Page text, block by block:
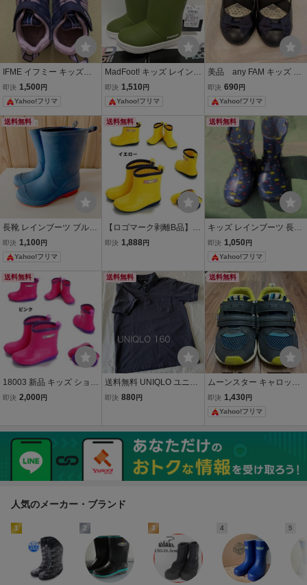
IFME イフミー キッズス
ニーカー 15.0cm ネイビ
ー マジックテープ
即決 1,500 円
Yahoo!フリマ
MadFoot! キッズ レインブ
ーツ 長靴 15.0cm カー
キ 新品未使用品
即決 1,510 円
Yahoo!フリマ
美品 any FAM キッズ フ
ォーマルシューズ 15.0cm
ネイビー リボン
即決 690 円
Yahoo!フリマ
送料無料
長靴 レインブーツ ブルー
レッド キッズ 15.0㎝
即決 1,100 円
Yahoo!フリマ
送料無料
【ロゴマーク剥離B品】1
8003 キッズ ショート レ
防水 防滑底 マット調 星型
模様
即決 1,888円
送料無料
キッズ レインブーツ 長靴
星柄 ネイビー 16cm
即決 1,050 円
Yahoo!フリマ
送料無料
18003 新品 キッズ ショー
ト レインブーツ ピンク 1
カラフル マット調 星型模
様
即決 2,000 円
送料無料
送料無料 UNIQLO ユニク
ロ 半袖 ポロシャツ ネイビ
ックス
即決 880 円
送料無料
ムーンスター キャロット
キッズスニーカー 15.0cm
EEE ネイビー
即決 1,430 円
Yahoo!フリマ
人気のメーカー・ブランド
1 2 3 4 5